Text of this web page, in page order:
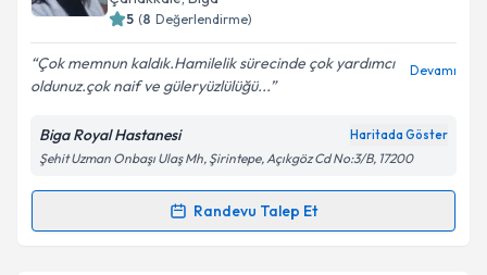
bilgilendireceğiz.
E-posta Adresiniz
Kişisel verilerimin işlenmesine ilişkinAydınlatma
Metni'ni okudum ve kişisel verilerimin belirtilen
kapsamda işlenmesini kabul ediyorum.
5 (8 Değerlendirme)
Çok memnun kaldık.Hamilelik sürecinde çok yardımcı
oldunuz.çok naif ve güleryüzlülüğü...
Devamı
Biga Royal Hastanesi Haritada Göster
Şehit Uzman Onbaşı Ulaş Mh, Şirintepe, Açıkgöz Cd No:3/B, 17200
Randevu Talep Et
Randevu Takvimi Talebi